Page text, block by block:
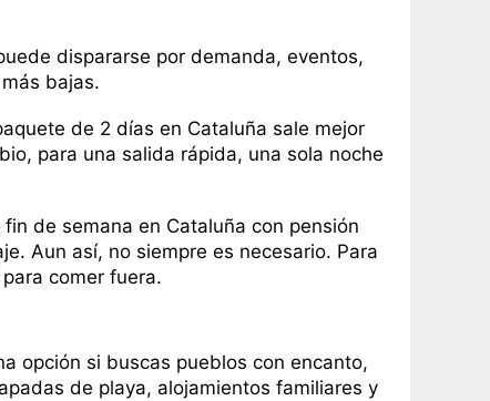
dispararse por demanda, eventos,
bajas.
de 2 días en Cataluña sale mejor
para una salida rápida, una sola noche
de semana en Cataluña con pensión
Aun así, no siempre es necesario. Para
comer fuera.
opción si buscas pueblos con encanto,
de playa, alojamientos familiares y